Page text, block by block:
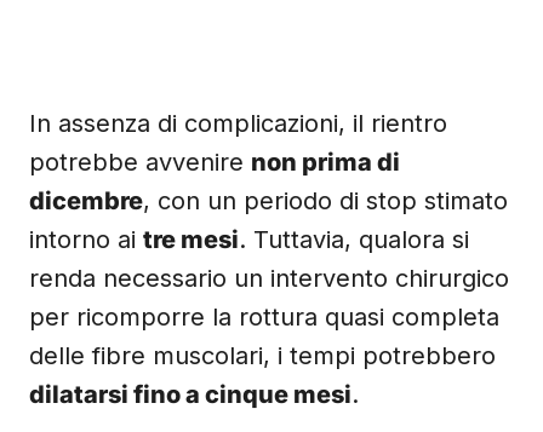
In assenza di complicazioni, il rientro
potrebbe avvenire non prima di
dicembre, con un periodo di stop stimato
intorno ai tre mesi. Tuttavia, qualora si
renda necessario un intervento chirurgico
per ricomporre la rottura quasi completa
delle fibre muscolari, i tempi potrebbero
dilatarsi fino a cinque mesi.